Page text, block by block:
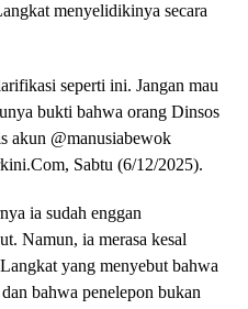
menyelidikinya secara
seperti ini. Jangan mau
bukti bahwa orang Dinsos
akun @manusiabewok
Sabtu (6/12/2025).
ia sudah enggan
Namun, ia merasa kesal
yang menyebut bahwa
bahwa penelepon bukan